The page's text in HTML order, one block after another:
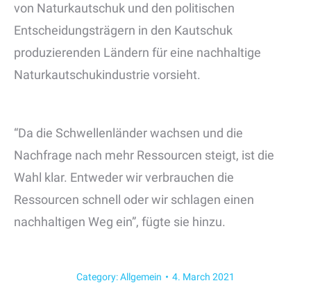
von Naturkautschuk und den politischen
Entscheidungsträgern in den Kautschuk
produzierenden Ländern für eine nachhaltige
Naturkautschukindustrie vorsieht.
“Da die Schwellenländer wachsen und die
Nachfrage nach mehr Ressourcen steigt, ist die
Wahl klar. Entweder wir verbrauchen die
Ressourcen schnell oder wir schlagen einen
nachhaltigen Weg ein”, fügte sie hinzu.
Category:Allgemein 4. March 2021